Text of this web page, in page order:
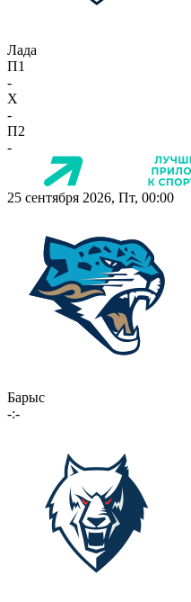
Лада
П1
-
X
-
П2
-
25 сентября 2026, Пт, 00:00
Барыс
-:-